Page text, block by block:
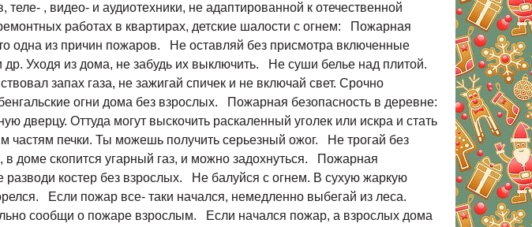
, видео- и аудиотехники, не адаптированной к отечественной
работах в квартирах, детские шалости с огнем: Пожарная
одна из причин пожаров. Не оставляй без присмотра включенные
др. Уходя из дома, не забудь их выключить. Не суши белье над плитой.
запах газа, не зажигай спичек и не включай свет. Срочно
огни дома без взрослых. Пожарная безопасность в деревне:
дверцу. Оттуда могут выскочить раскаленный уголек или искра и стать
частям печки. Ты можешь получить серьезный ожог. Не трогай без
доме скопится угарный газ, и можно задохнуться. Пожарная
костер без взрослых. Не балуйся с огнем. В сухую жаркую
Если пожар все- таки начался, немедленно выбегай из леса.
сообщи о пожаре взрослым. Если начался пожар, а взрослых дома